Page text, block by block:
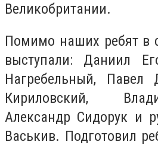
Великобритании.
Помимо наших ребят в
выступали: Даниил
Нагребельный, Павел
Кириловский,
Александр Сидорук и
Васькив. Подготовил